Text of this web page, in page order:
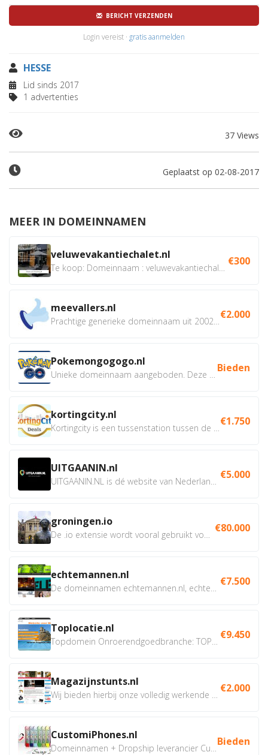
BERICHT VERZENDEN
Login vereist · gratis aanmelden
HESSE
Lid sinds 2017
1 advertenties
37 Views
Geplaatst op 02-08-2017
MEER IN DOMEINNAMEN
veluwevakantiechalet.nl €300
meevallers.nl €2.000
Pokemongogogo.nl Bieden
kortingcity.nl €1.750
UITGAANIN.nl €5.000
groningen.io €80.000
echtemannen.nl €7.500
Toplocatie.nl €9.450
Magazijnstunts.nl €2.000
CustomiPhones.nl Bieden